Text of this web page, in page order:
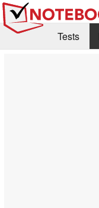
Tests